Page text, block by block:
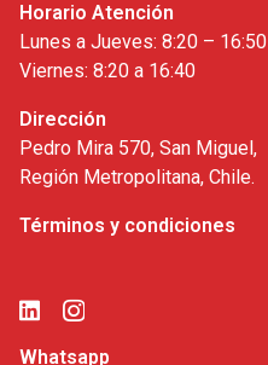
Horario Atención
Lunes a Jueves: 8:20 – 16:50
Viernes: 8:20 a 16:40
Dirección
Pedro Mira 570, San Miguel,
Región Metropolitana, Chile.
Términos y condiciones
Whatsapp